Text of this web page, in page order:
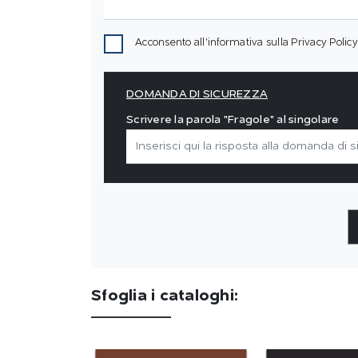
Acconsento all'informativa sulla Privacy Policy
DOMANDA DI SICUREZZA
Scrivere la parola "Fragole" al singolare
Sfoglia i cataloghi: